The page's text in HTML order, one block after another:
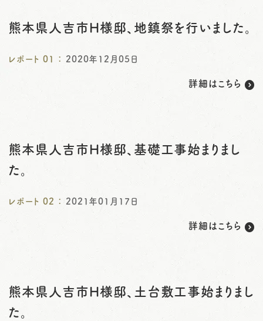
熊本県人吉市H様邸、地鎮祭を行いました。
レポート 01 ： 2020年12月05日
詳細はこちら
熊本県人吉市H様邸、基礎工事始まりまし
た。
レポート 02 ： 2021年01月17日
詳細はこちら
熊本県人吉市H様邸、土台敷工事始まりまし
た。